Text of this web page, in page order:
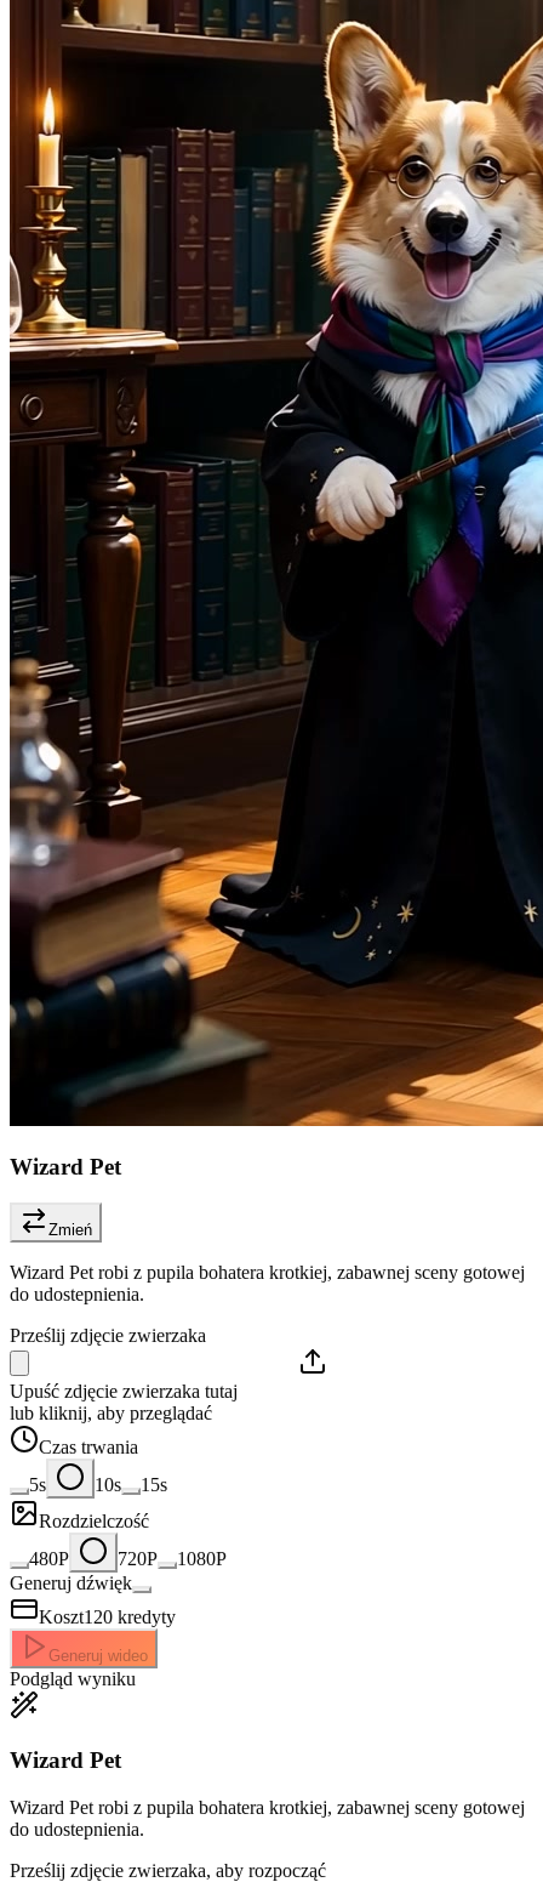
Wizard Pet
Zmień
Wizard Pet robi z pupila bohatera krotkiej, zabawnej sceny gotowej
do udostepnienia.
Prześlij zdjęcie zwierzaka
Upuść zdjęcie zwierzaka tutaj
lub kliknij, aby przeglądać
Czas trwania
5s
10s
15s
Rozdzielczość
480P
720P
1080P
Generuj dźwięk
Koszt120 kredyty
Generuj wideo
Podgląd wyniku
Wizard Pet
Wizard Pet robi z pupila bohatera krotkiej, zabawnej sceny gotowej
do udostepnienia.
Prześlij zdjęcie zwierzaka, aby rozpocząć